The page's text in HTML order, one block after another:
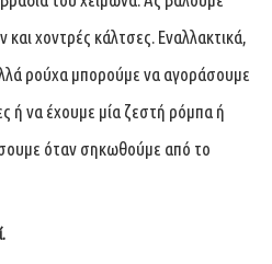
χοντρές κάλτσες. Εναλλακτικά,
ρούχα μπορούμε να αγοράσουμε
ή να έχουμε μία ζεστή ρόμπα ή
όταν σηκωθούμε από το